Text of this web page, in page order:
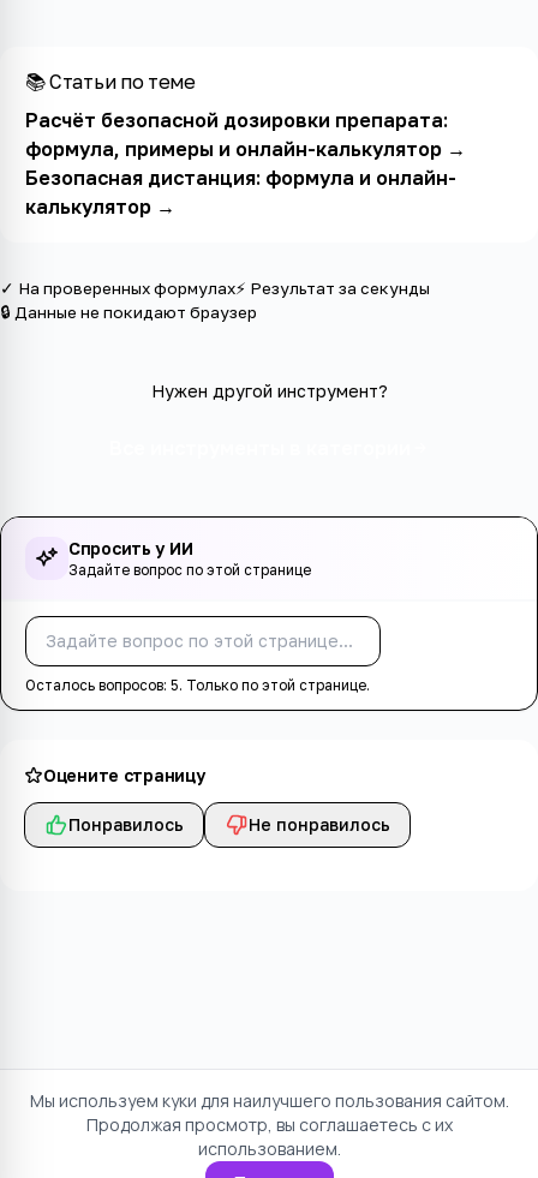
📚 Статьи по теме
Расчёт безопасной дозировки препарата:
формула, примеры и онлайн-калькулятор→
Безопасная дистанция: формула и онлайн-
калькулятор→
✓ На проверенных формулах⚡ Результат за секунды
🔒 Данные не покидают браузер
Нужен другой инструмент?
Спросить у ИИ
Задайте вопрос по этой странице
Осталось вопросов: 5. Только по этой странице.
Оцените страницу
Понравилось Не понравилось
Мы используем куки для наилучшего пользования сайтом.
Продолжая просмотр, вы соглашаетесь с их
использованием.